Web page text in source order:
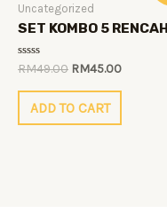
Uncategorized
SET KOMBO 5 RENCAH
Rated
out
RM49.00 Original
was:
RM49.00.
RM45.00Current
ADD TO CART